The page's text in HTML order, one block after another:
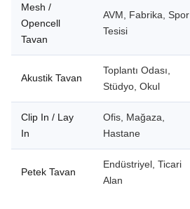
Mesh /
Opencell
Tavan
AVM, Fabrika, Spor
Tesisi
Akustik Tavan
Toplantı Odası,
Stüdyo, Okul
Clip In / Lay
In
Ofis, Mağaza,
Hastane
Petek Tavan
Endüstriyel, Ticari
Alan